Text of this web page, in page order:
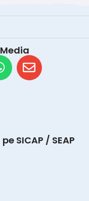
SICAP / SEAP